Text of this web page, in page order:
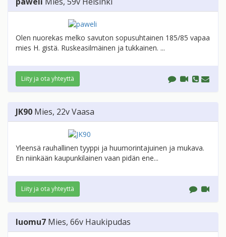
Olen nuorekas melko savuton sopusuhtainen 185/85 vapaa
mies H. gistä. Ruskeasilmäinen ja tukkainen. ...
Liity ja ota yhteyttä
JK90 Mies, 22vVaasa
Yleensä rauhallinen tyyppi ja huumorintajuinen ja mukava.
En niinkään kaupunkilainen vaan pidän ene...
Liity ja ota yhteyttä
luomu7 Mies, 66v Haukipudas